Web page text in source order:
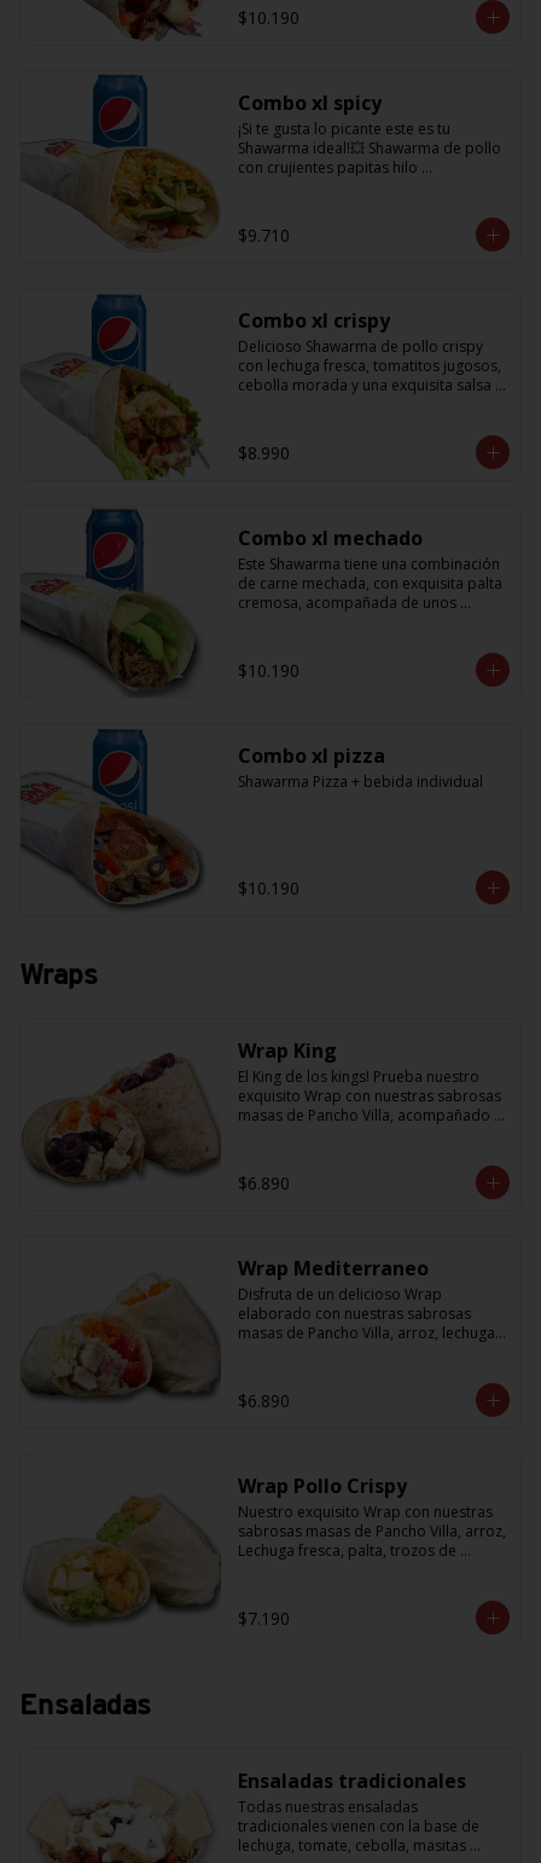
salsa BBQ y obvio no puede faltar la
bebida de 350cc para acompañarlo!
$10.190
Combo xl spicy
¡Si te gusta lo picante este es tu
Shawarma ideal!💥 Shawarma de pollo
con crujientes papitas hilo
(picante) + Bebida refrescante de
350cc PD: Si te gusta el doble de
$9.710
Combo xl crispy
Delicioso Shawarma de pollo crispy
con lechuga fresca, tomatitos jugosos,
cebolla morada y una exquisita salsa
$8.990
Combo xl mechado
Este Shawarma tiene una combinación
de carne mechada, con exquisita palta
cremosa, acompañada de unos
salsa imperdible de cilantro! Sabores
que te harán subir al cielo y bajar por
$10.190
Combo xl pizza
Shawarma Pizza + bebida individual
$10.190
Wraps
Wrap King
El King de los kings! Prueba nuestro
exquisito Wrap con nuestras sabrosas
masas de Pancho Villa, acompañado
salsa en base a lactonesa
$6.890
Wrap Mediterraneo
Disfruta de un delicioso Wrap
elaborado con nuestras sabrosas
masas de Pancho Villa, arroz, lechuga
plancha acompañado de una salsa en
base a lactonesa
$6.890
Wrap Pollo Crispy
Nuestro exquisito Wrap con nuestras
sabrosas masas de Pancho Villa, arroz,
Lechuga fresca, palta, trozos de
$7.190
Ensaladas
Ensaladas tradicionales
Todas nuestras ensaladas
tradicionales vienen con la base de
lechuga, tomate, cebolla, masitas